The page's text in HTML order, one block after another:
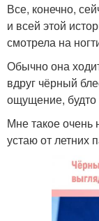
Все, конечно,
и всей этой
смотрела на
Обычно она
вдруг чёрный
ощущение, будто
Мне такое очень
устаю от летних